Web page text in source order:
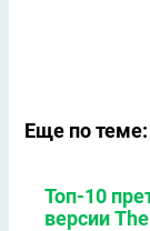
Еще по теме:
Топ-10
версии